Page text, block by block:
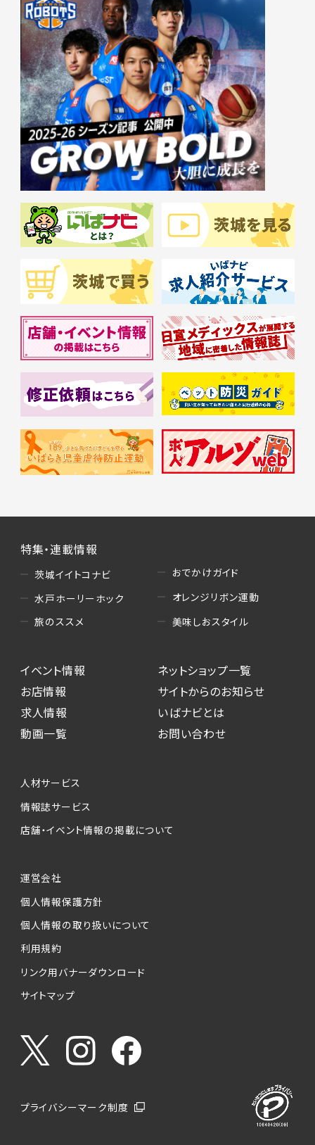
特集・連載情報
茨城イイトコナビ
水戸ホーリーホック
旅のススメ
おでかけガイド
オレンジリボン運動
美味しおスタイル
イベント情報
お店情報
求人情報
動画一覧
ネットショップ一覧
サイトからのお知らせ
いばナビとは
お問い合わせ
人材サービス
情報誌サービス
店舗・イベント情報の掲載について
運営会社
個人情報保護方針
個人情報の取り扱いについて
利用規約
リンク用バナーダウンロード
サイトマップ
プライバシーマーク制度